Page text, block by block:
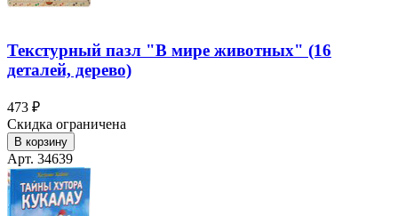
Текстурный пазл "В мире животных" (16
деталей, дерево)
473 ₽
Скидка ограничена
В корзину
Арт. 34639